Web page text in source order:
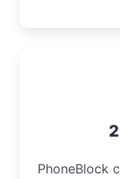
PhoneBlock